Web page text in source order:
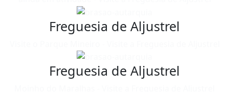
Freguesia de Aljustrel
Freguesia de Aljustrel